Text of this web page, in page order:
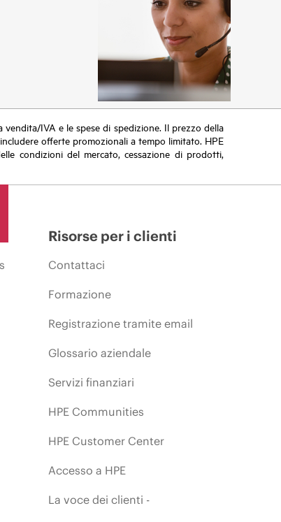
IVA e le spese di spedizione. Il prezzo della
offerte promozionali a tempo limitato. HPE
condizioni del mercato, cessazione di prodotti,
Risorse per i clienti
Contattaci
Formazione
Registrazione tramite email
Glossario aziendale
Servizi finanziari
HPE Communities
HPE Customer Center
Accesso a HPE
La voce dei clienti -